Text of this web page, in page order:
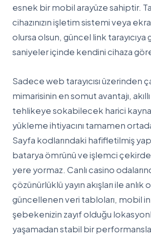
esnek bir mobil arayüze sahiptir.
cihazınızın işletim sistemi veya
olursa olsun, güncel link tarayıcıya
saniyeler içinde kendini cihaza
Sadece web tarayıcısı üzerinden
mimarisinin en somut avantajı,
tehlikeye sokabilecek harici
yükleme ihtiyacını tamamen
Sayfa kodlarındaki hafifletilmiş
batarya ömrünü ve işlemci
yere yormaz. Canlı casino
çözünürlüklü yayın akışları ile anlık
güncellenen veri tabloları, mobil
şebekenizin zayıf olduğu
yaşamadan stabil bir performansla